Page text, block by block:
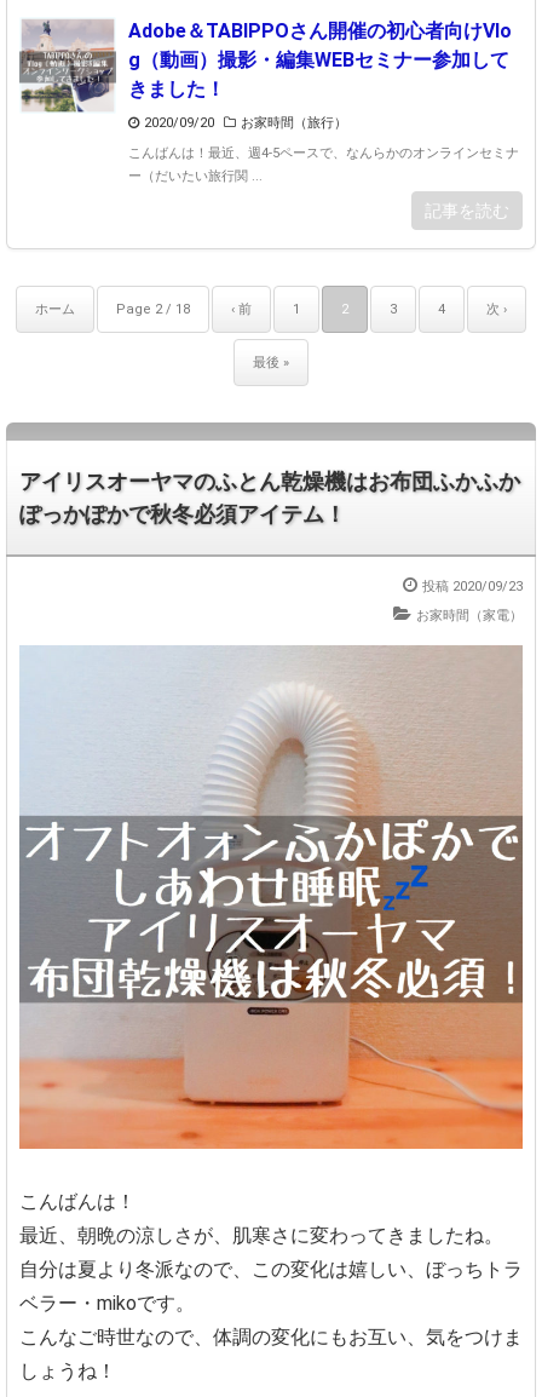
Adobe＆TABIPPOさん開催の初心者向けVlo
g（動画）撮影・編集WEBセミナー参加して
きました！
2020/09/20
お家時間（旅行）
こんばんは！最近、週4-5ペースで、なんらかのオンラインセミナ
ー（だいたい旅行関 ...
記事を読む
ホーム Page 2 / 18 ‹ 前 1 2 3 4 次 ›
最後 »
アイリスオーヤマのふとん乾燥機はお布団ふかふか
ぽっかぽかで秋冬必須アイテム！
投稿 2020/09/23
お家時間（家電）
こんばんは！
最近、朝晩の涼しさが、肌寒さに変わってきましたね。
自分は夏より冬派なので、この変化は嬉しい、ぼっちトラ
ベラー・mikoです。
こんなご時世なので、体調の変化にもお互い、気をつけま
しょうね！